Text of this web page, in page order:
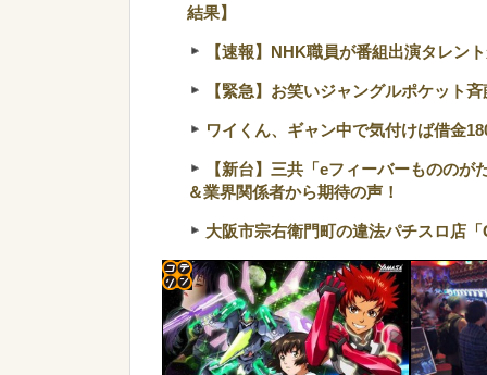
結果】
【速報】NHK職員が番組出演タレン
【緊急】お笑いジャングルポケット
ワイくん、ギャン中で気付けば借金
【新台】三共「eフィーバーものの
＆業界関係者から期待の声！
大阪市宗右衛門町の違法パチスロ店
コテ
リン
- 固